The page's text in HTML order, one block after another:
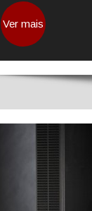
Ver mais